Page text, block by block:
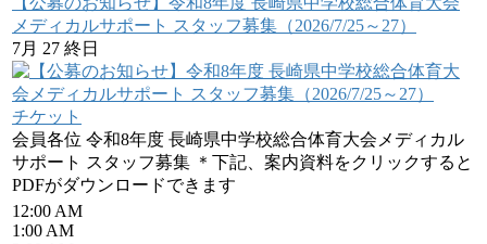
メディカルサポート スタッフ募集（2026/7/25～27）
7月 27 終日
チケット
会員各位 令和8年度 長崎県中学校総合体育大会メディカル
サポート スタッフ募集 ＊下記、案内資料をクリックすると
PDFがダウンロードできます
12:00 AM
1:00 AM